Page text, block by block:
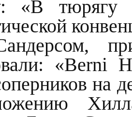
«В тюрягу
«Berni
на